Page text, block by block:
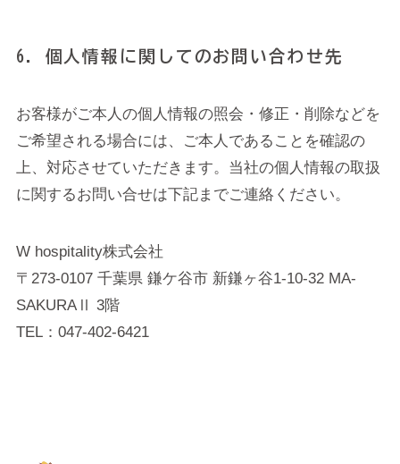
6. 個人情報に関してのお問い合わせ先
お客様がご本人の個人情報の照会・修正・削除などを
ご希望される場合には、ご本人であることを確認の
上、対応させていただきます。当社の個人情報の取扱
に関するお問い合せは下記までご連絡ください。
W hospitality株式会社
〒273-0107 千葉県 鎌ケ谷市 新鎌ヶ谷1-10-32 MA-
SAKURAⅡ 3階
TEL：047-402-6421